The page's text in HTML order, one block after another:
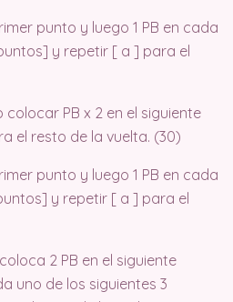
punto y luego 1 PB en cada
y repetir [ a ] para el
colocar PB x 2 en el siguiente
el resto de la vuelta. (30)
punto y luego 1 PB en cada
y repetir [ a ] para el
2 PB en el siguiente
uno de los siguientes 3